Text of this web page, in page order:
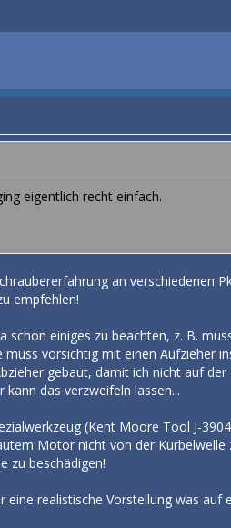
eigentlich recht einfach.
an verschiedenen
empfehlen!
schon einiges zu beachten, z. B.
vorsichtig mit einen Aufzieher
gebaut, damit ich nicht auf
das verzweifeln lassen...
(Kent Moore Tool J-
Motor nicht von der
zu beschädigen!
realistische Vorstellung was